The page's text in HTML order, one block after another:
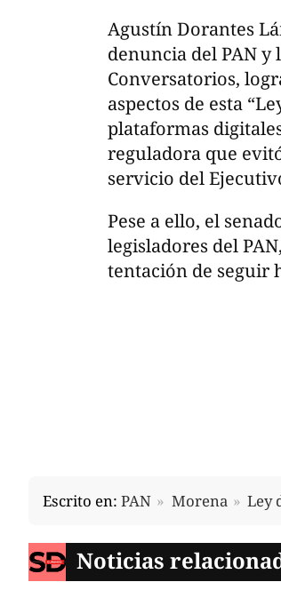
Agustín Dorantes
denuncia del PAN y
Conversatorios,
aspectos de esta
plataformas
reguladora que
servicio del
Pese a ello, el
legisladores del
tentación de seguir
Escrito en: PAN Morena Ley
Noticias